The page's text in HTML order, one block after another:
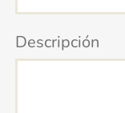
Descripción